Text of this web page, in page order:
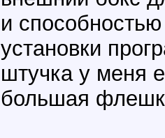
и
установки
штучка у меня
большая